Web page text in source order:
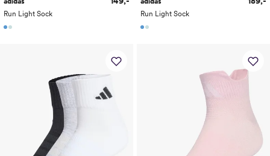
Run Light Sock
Run Light Sock